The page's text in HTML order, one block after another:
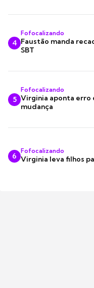
4
Fofocalizando
Faustão manda
SBT
5
Fofocalizando
Virginia aponta erro
mudança
6
Fofocalizando
Virginia leva filhos